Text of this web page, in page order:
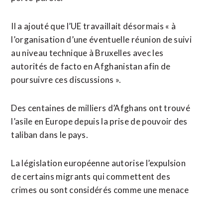
Il ‌a ajouté que l’UE travaillait désormais « à
l’organisation d’une éventuelle ⁠réunion de suivi
au niveau technique à Bruxelles ​avec les ​
autorités de facto en Afghanistan afin de
poursuivre ces discussions ».
Des centaines de ​milliers d’Afghans ont trouvé
l’asile en Europe depuis la prise de pouvoir des
taliban dans ‌le pays.
La législation ​européenne autorise l’expulsion
de certains migrants qui commettent des
crimes ou sont ​considérés comme une menace